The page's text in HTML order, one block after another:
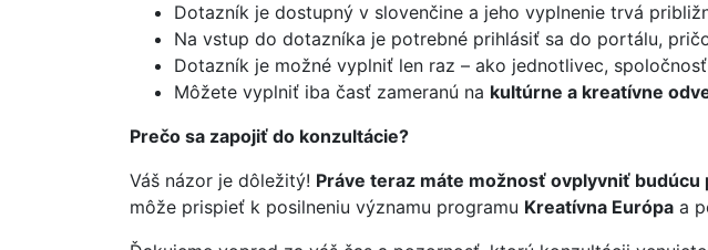
Dotazník je dostupný v slovenčine a jeho vyplnenie trvá
Na vstup do dotazníka je potrebné prihlásiť sa do portálu,
Dotazník je možné vyplniť len raz – ako jednotlivec,
Môžete vyplniť iba časť zameranú na kultúrne a kreatívne
Prečo sa zapojiť do konzultácie?
Váš názor je dôležitý! Práve teraz máte možnosť ovplyvniť
môže prispieť k posilneniu významu programu Kreatívna Európa a